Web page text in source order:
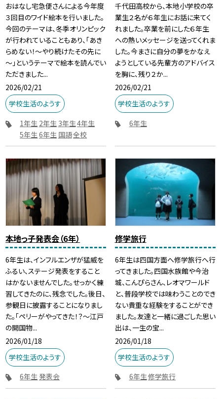
おはなし宅急便さんによる今年度
３回目のワイド絵本を行いました。
今回のテーマは、冬季オリンピック
が行われていることもあり、「あき
らめない！～やり続けたその先に
～」というテーマで絵本を読んでい
ただきました...
2026/02/21
学校生活のようす
1年生 2年生 3年生4年生
5年生 6年生 国語全校
千代田高校から、本地小学校の卒
業生２名が６年生にお話に来てく
れました。卒業を前にした６年生
への熱いメッセージを送ってくれま
した。今まさに自分の夢をかなえ
ようとしている先輩方のアドバイス
を胸に、残り２か...
2026/02/21
学校生活のようす
6年生
本地っ子発表会（6年）
6年生は、インフルエンザが猛威を
ふるい、ステージ発表をすること
はかないませんでした。せっかく練
習してきたのに、残念でした。後日、
参観日に披露することになりまし
た。「ペリーがやってきた！？～江戸
の開国物...
2026/01/18
学校生活のようす
6年生 発表会
修学旅行
6年生は四国方面へ修学旅行へ行
ってきました。四国水族館や今治
城、こんぴらさん、レオマワールド
と、普段学校では味わうことのでき
ない貴重な経験をすることができ
ました。友達と一緒に過ごした思い
出は、一生の宝...
2026/01/18
学校生活のようす
6年生修学旅行